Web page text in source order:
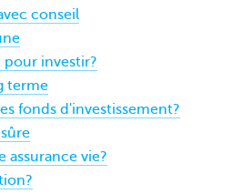
conseil
investir?
terme
fonds d'investissement?
assurance vie?